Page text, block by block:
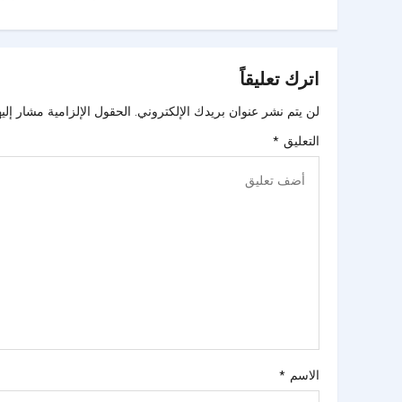
اترك تعليقاً
لن يتم نشر عنوان بريدك الإلكتروني. الحقول الإلزامية مشار
التعليق *
الاسم *